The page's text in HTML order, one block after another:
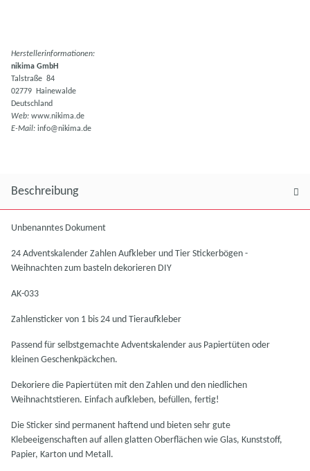
Herstellerinformationen:
nikima GmbH
Talstraße 84
02779 Hainewalde
Deutschland
Web: www.nikima.de
E-Mail: info@nikima.de
Beschreibung
Unbenanntes Dokument
24 Adventskalender Zahlen Aufkleber und Tier Stickerbögen -
Weihnachten zum basteln dekorieren DIY
AK-033
Zahlensticker von 1 bis 24 und Tieraufkleber
Passend für selbstgemachte Adventskalender aus Papiertüten oder
kleinen Geschenkpäckchen.
Dekoriere die Papiertüten mit den Zahlen und den niedlichen
Weihnachtstieren. Einfach aufkleben, befüllen, fertig!
Die Sticker sind permanent haftend und bieten sehr gute
Klebeeigenschaften auf allen glatten Oberflächen wie Glas, Kunststoff,
Papier, Karton und Metall.